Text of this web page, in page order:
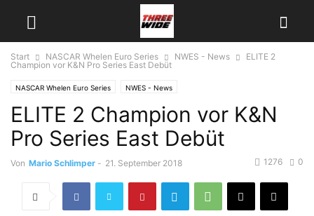
Start NASCAR Whelen Euro Series NWES - News
ELITE 2
Champion vor K&N Pro Series East Debüt
NASCAR Whelen Euro Series NWES - News
ELITE 2 Champion vor K&N
Pro Series East Debüt
Von Mario Schlimper - 21. September 2018 0
1276